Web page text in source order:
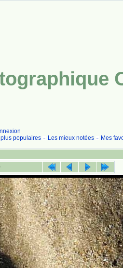
plus populaires Les mieux notées Mes